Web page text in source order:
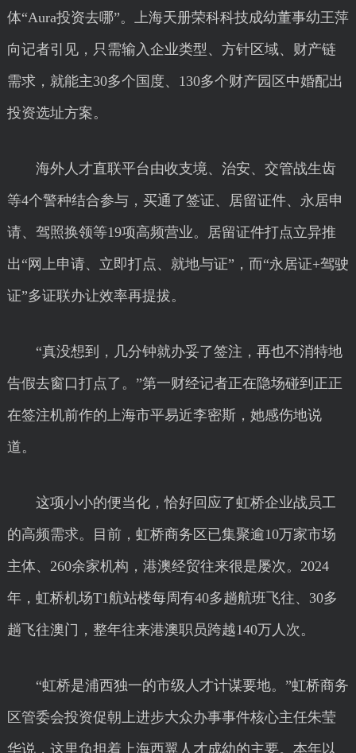
体“Aura投资去哪”。上海天册荣科科技成幼董事幼王萍
向记者引见，只需输入企业类型、方针区域、财产链
需求，就能主30多个国度、130多个财产园区中婚配出
投资选址方案。
海外人才直联平台由收支境、治安、交管战生齿
等4个警种结合参与，买通了签证、居留证件、永居申
请、驾照换领等19项高频营业。居留证件打点立异推
出“网上申请、立即打点、就地与证”，而“永居证+驾驶
证”多证联办让效率再提拔。
“真没想到，几分钟就办妥了签注，再也不消特地
告假去窗口打点了。”第一财经记者正在隐场碰到正正
在签注机前作的上海市平易近李密斯，她感伤地说
道。
这项小小的便当化，恰好回应了虹桥企业战员工
的高频需求。目前，虹桥商务区已集聚逾10万家市场
主体、260余家机构，港澳经贸往来很是屡次。2024
年，虹桥机场T1航站楼每周有40多趟航班飞往、30多
趟飞往澳门，整年往来港澳职员跨越140万人次。
“虹桥是浦西独一的市级人才计谋要地。”虹桥商务
区管委会投资促朝上进步大众办事事件核心主任朱莹
华说，这里负担着上海西翼人才成幼的主要。本年以